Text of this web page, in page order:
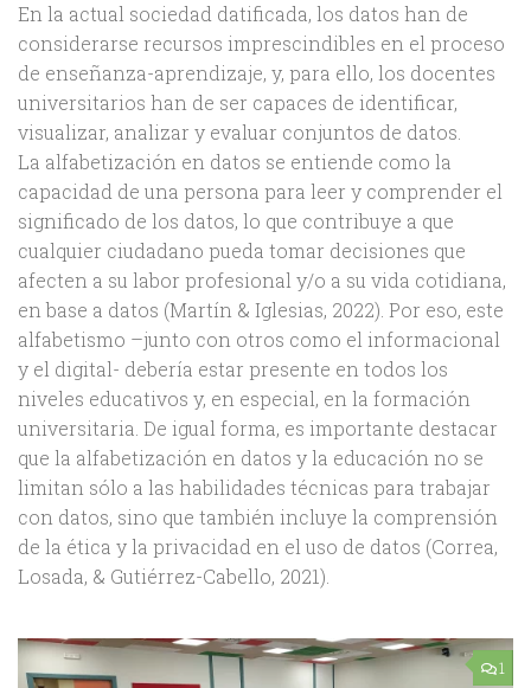
En la actual sociedad datificada, los datos han de
considerarse recursos imprescindibles en el proceso
de enseñanza-aprendizaje, y, para ello, los docentes
universitarios han de ser capaces de identificar,
visualizar, analizar y evaluar conjuntos de datos.
La alfabetización en datos se entiende como la
capacidad de una persona para leer y comprender el
significado de los datos, lo que contribuye a que
cualquier ciudadano pueda tomar decisiones que
afecten a su labor profesional y/o a su vida cotidiana,
en base a datos (Martín & Iglesias, 2022). Por eso, este
alfabetismo –junto con otros como el informacional
y el digital- debería estar presente en todos los
niveles educativos y, en especial, en la formación
universitaria. De igual forma, es importante destacar
que la alfabetización en datos y la educación no se
limitan sólo a las habilidades técnicas para trabajar
con datos, sino que también incluye la comprensión
de la ética y la privacidad en el uso de datos (Correa,
Losada, & Gutiérrez-Cabello, 2021).
1